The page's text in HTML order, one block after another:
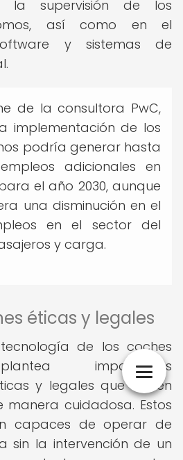
la supervisión de los
así como en el
y sistemas de
de la consultora PwC,
implementación de los
podría generar hasta
adicionales en
el año 2030, aunque
una disminución en el
en el sector del
y carga.
éticas y legales
de los coches
importantes
y legales que deben
cuidadosa. Estos
capaces de operar de
sin la intervención de un